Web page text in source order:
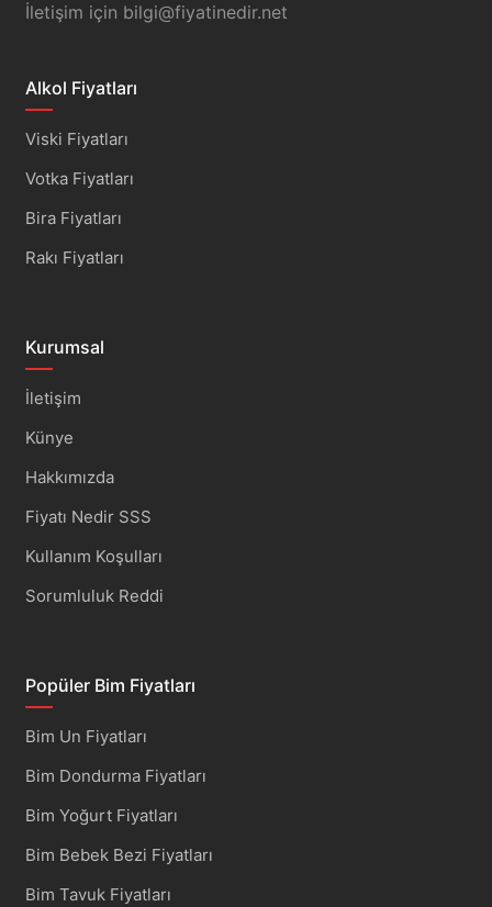
İletişim için bilgi@fiyatinedir.net
Alkol Fiyatları
Viski Fiyatları
Votka Fiyatları
Bira Fiyatları
Rakı Fiyatları
Kurumsal
İletişim
Künye
Hakkımızda
Fiyatı Nedir SSS
Kullanım Koşulları
Sorumluluk Reddi
Popüler Bim Fiyatları
Bim Un Fiyatları
Bim Dondurma Fiyatları
Bim Yoğurt Fiyatları
Bim Bebek Bezi Fiyatları
Bim Tavuk Fiyatları